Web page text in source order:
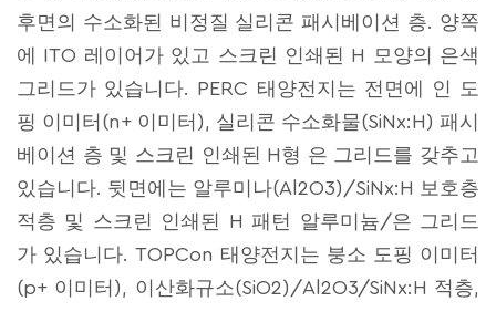
후면의 수소화된 비정질 실리콘 패시베이션 층. 양쪽
에 ITO 레이어가 있고 스크린 인쇄된 H 모양의 은색
그리드가 있습니다. PERC 태양전지는 전면에 인 도
핑 이미터(n+ 이미터), 실리콘 수소화물(SiNx:H) 패시
베이션 층 및 스크린 인쇄된 H형 은 그리드를 갖추고
있습니다. 뒷면에는 알루미나(Al2O3)/SiNx:H 보호층
적층 및 스크린 인쇄된 H 패턴 알루미늄/은 그리드
가 있습니다. TOPCon 태양전지는 붕소 도핑 이미터
(p+ 이미터), 이산화규소(SiO2)/Al2O3/SiNx:H 적층,